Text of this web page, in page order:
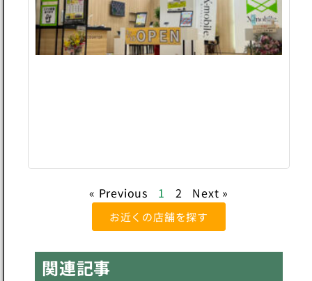
« Previous 1 2 Next »
お近くの店舗を探す
関連記事